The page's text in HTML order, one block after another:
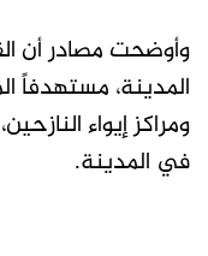
وأوضحت مصادر أن
المدينة، مستهدفاً
ومراكز إيواء
في المدينة.